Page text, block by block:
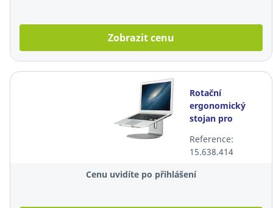
Zobrazit cenu
Rotační
ergonomický
stojan pro
Alba,max. 17",
hliníkový
Reference:
15.638.414
Cenu uvidíte po přihlášení